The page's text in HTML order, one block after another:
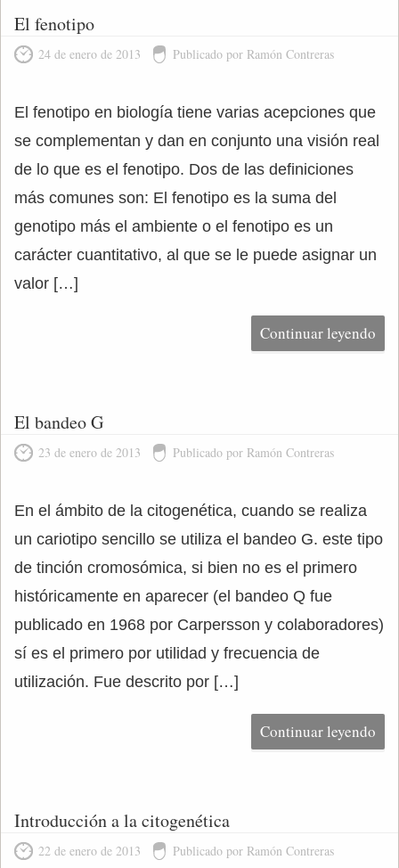
El fenotipo
24 de enero de 2013 Publicado por Ramón Contreras
El fenotipo en biología tiene varias acepciones que
se complementan y dan en conjunto una visión real
de lo que es el fenotipo. Dos de las definiciones
más comunes son: El fenotipo es la suma del
genotipo más el ambiente o el fenotipo es un
carácter cuantitativo, al que se le puede asignar un
valor […]
Continuar leyendo
El bandeo G
23 de enero de 2013 Publicado por Ramón Contreras
En el ámbito de la citogenética, cuando se realiza
un cariotipo sencillo se utiliza el bandeo G. este tipo
de tinción cromosómica, si bien no es el primero
históricamente en aparecer (el bandeo Q fue
publicado en 1968 por Carpersson y colaboradores)
sí es el primero por utilidad y frecuencia de
utilización. Fue descrito por […]
Continuar leyendo
Introducción a la citogenética
22 de enero de 2013 Publicado por Ramón Contreras